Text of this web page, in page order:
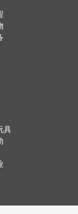
具